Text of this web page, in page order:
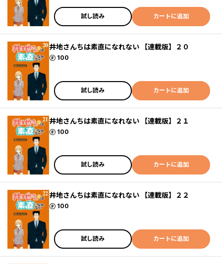
試し読み カートに追加
井地さんちは素直になれない 【連載版】２０
100
ポイント
試し読み カートに追加
井地さんちは素直になれない 【連載版】２１
100
ポイント
試し読み カートに追加
井地さんちは素直になれない 【連載版】２２
100
ポイント
試し読み カートに追加